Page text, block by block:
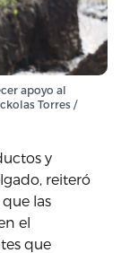
apoyo al
Torres /
y
reiteró
las
el
que